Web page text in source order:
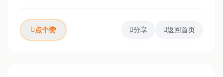
点个赞 分享 返回首页